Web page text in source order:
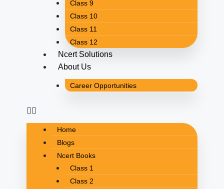
Class 9
Class 10
Class 11
Class 12
Ncert Solutions
About Us
Career Opportunities
Home
Blogs
Ncert Books
Class 1
Class 2